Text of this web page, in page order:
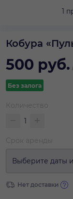
1
Кобура
500 руб.
Без залога
Количество
Срок аренды
Выберите даты
Нет доставки